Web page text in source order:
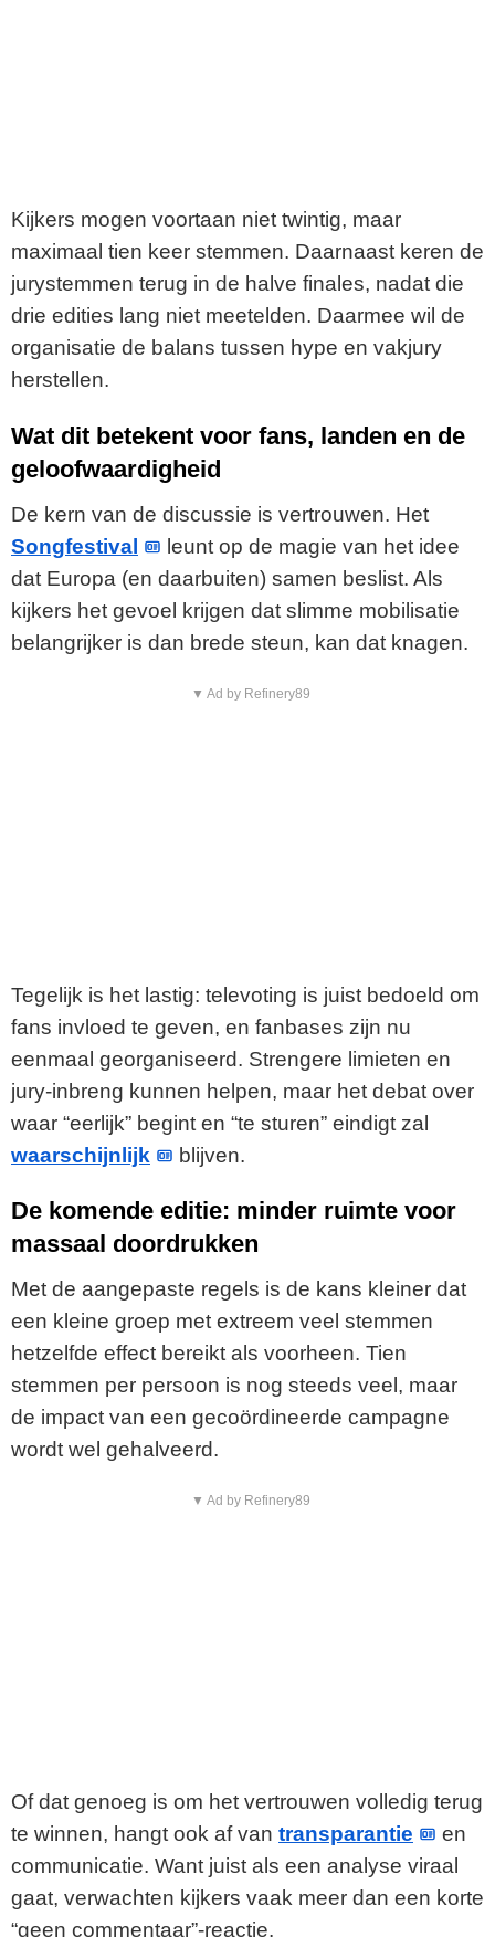
Kijkers mogen voortaan niet twintig, maar
maximaal tien keer stemmen. Daarnaast keren de
jurystemmen terug in de halve finales, nadat die
drie edities lang niet meetelden. Daarmee wil de
organisatie de balans tussen hype en vakjury
herstellen.
Wat dit betekent voor fans, landen en de
geloofwaardigheid
De kern van de discussie is vertrouwen. Het
Songfestival
leunt op de magie van het idee
dat Europa (en daarbuiten) samen beslist. Als
kijkers het gevoel krijgen dat slimme mobilisatie
belangrijker is dan brede steun, kan dat knagen.
▼ Ad by Refinery89
Tegelijk is het lastig: televoting is juist bedoeld om
fans invloed te geven, en fanbases zijn nu
eenmaal georganiseerd. Strengere limieten en
jury-inbreng kunnen helpen, maar het debat over
waar “eerlijk” begint en “te sturen” eindigt zal
waarschijnlijk
blijven.
De komende editie: minder ruimte voor
massaal doordrukken
Met de aangepaste regels is de kans kleiner dat
een kleine groep met extreem veel stemmen
hetzelfde effect bereikt als voorheen. Tien
stemmen per persoon is nog steeds veel, maar
de impact van een gecoördineerde campagne
wordt wel gehalveerd.
▼ Ad by Refinery89
Of dat genoeg is om het vertrouwen volledig terug
te winnen, hangt ook af van transparantie
en
communicatie. Want juist als een analyse viraal
gaat, verwachten kijkers vaak meer dan een korte
“geen commentaar”-reactie.